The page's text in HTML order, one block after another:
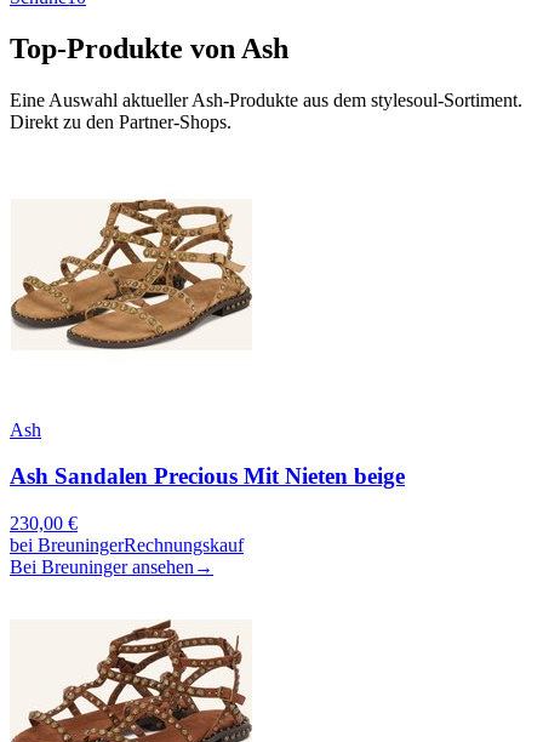
Top-Produkte von Ash
Eine Auswahl aktuellerAsh-Produkte aus dem stylesoul-Sortiment.
Direkt zu den Partner-Shops.
Ash
Ash Sandalen Precious Mit Nieten beige
230,00 €
bei BreuningerRechnungskauf
Bei Breuninger ansehen →